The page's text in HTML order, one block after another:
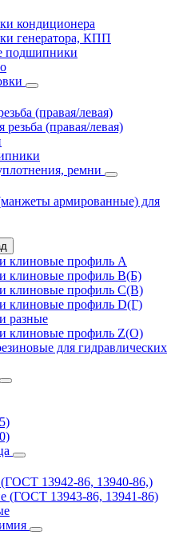
кондиционера
генератора, КПП
подшипники
(правая/левая)
резьба (правая/левая)
ремни
армированные) для
клиновые профиль A
клиновые профиль B(Б)
клиновые профиль C(В)
клиновые профиль D(Г)
разные
клиновые профиль Z(О)
для гидравлических
13942-86, 13940-86,)
(ГОСТ 13943-86, 13941-86)